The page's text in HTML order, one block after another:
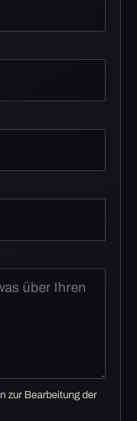
zur Bearbeitung der